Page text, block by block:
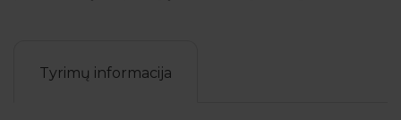
Tyrimų informacija